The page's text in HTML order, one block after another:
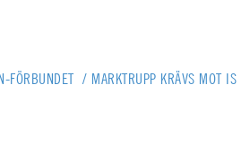
FÖRBUNDET / MARKTRUPP KRÄVS MOT IS